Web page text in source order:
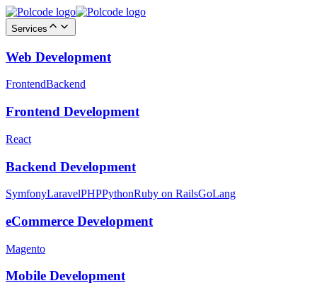
Services
Web Development
FrontendBackend
Frontend Development
React
Backend Development
SymfonyLaravelPHPPythonRuby on RailsGoLang
eCommerce Development
Magento
Mobile Development